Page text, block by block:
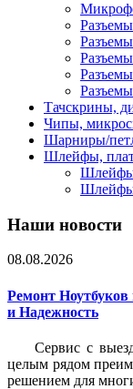
Тачскрины,
Чипы,
Шарниры/
Шлейфы,
Наши новости
08.08.2026
Ремонт
и Надежность
Сервис с
целым рядом
решением для